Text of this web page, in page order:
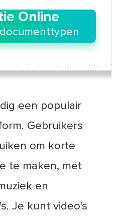
Online
een populair
Gebruikers
om korte
te maken, met
en
Je kunt video's